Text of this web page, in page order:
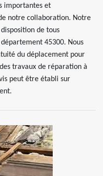
importantes et
notre collaboration. Notre
de tous
45300. Nous
du déplacement pour
travaux de réparation à
peut être établi sur